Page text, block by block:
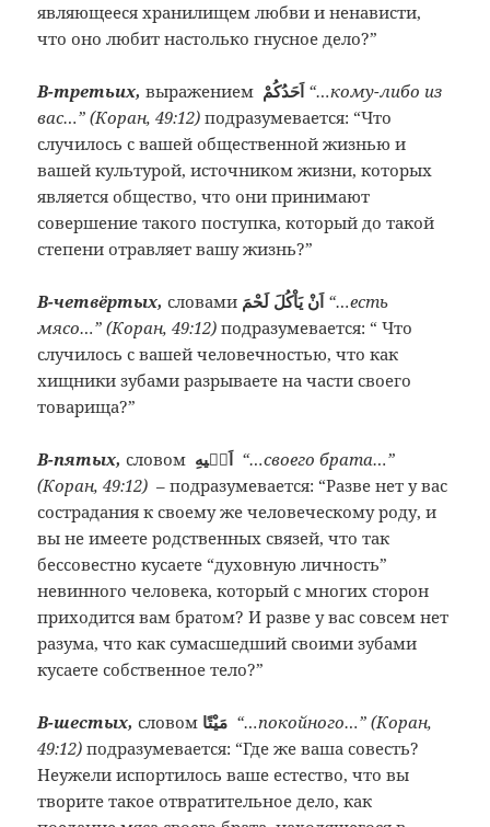
являющееся хранилищем любви и ненависти,
что оно любит настолько гнусное дело?”
В-третьих, выражением
“…кому-либо из
вас…” (Коран, 49:12) подразумевается: “Что
случилось с вашей общественной жизнью и
вашей культурой, источником жизни, которых
является общество, что они принимают
совершение такого поступка, который до такой
степени отравляет вашу жизнь?”
В-четвёртых, словами
“…есть
мясо…” (Коран, 49:12) подразумевается: “ Что
случилось с вашей человечностью, что как
хищники зубами разрываете на части своего
товарища?”
В-пятых, словом اَخٖيهِ “…своего брата…”
(Коран, 49:12) – подразумевается: “Разве нет у вас
сострадания к своему же человеческому роду, и
вы не имеете родственных связей, что так
бессовестно кусаете “духовную личность”
невинного человека, который с многих сторон
приходится вам братом? И разве у вас совсем нет
разума, что как сумасшедший своими зубами
кусаете собственное тело?”
В-шестых, словом مَيْتًا “…покойного…” (Коран,
49:12) подразумевается: “Где же ваша совесть?
Неужели испортилось ваше естество, что вы
творите такое отвратительное дело, как